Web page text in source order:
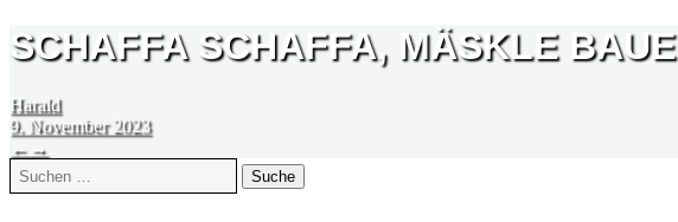
SCHAFFA SCHAFFA, MÄSKLE
Harald
9. November 2023
BEITRAGSNAVIGATION
← →
Suche
nach: